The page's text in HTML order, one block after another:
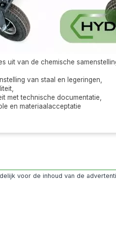
uit van de chemische
van staal en legeringen,
met technische documentatie,
en materiaalacceptatie
voor de inhoud van de